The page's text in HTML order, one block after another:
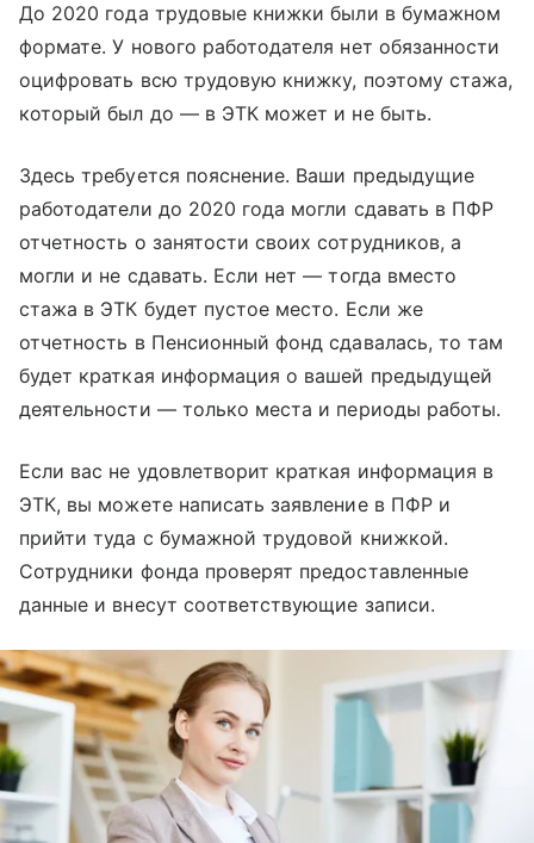
До 2020 года трудовые книжки были в бумажном
формате. У нового работодателя нет обязанности
оцифровать всю трудовую книжку, поэтому стажа,
который был до — в ЭТК может и не быть.
Здесь требуется пояснение. Ваши предыдущие
работодатели до 2020 года могли сдавать в ПФР
отчетность о занятости своих сотрудников, а
могли и не сдавать. Если нет — тогда вместо
стажа в ЭТК будет пустое место. Если же
отчетность в Пенсионный фонд сдавалась, то там
будет краткая информация о вашей предыдущей
деятельности — только места и периоды работы.
Если вас не удовлетворит краткая информация в
ЭТК, вы можете написать заявление в ПФР и
прийти туда с бумажной трудовой книжкой.
Сотрудники фонда проверят предоставленные
данные и внесут соответствующие записи.